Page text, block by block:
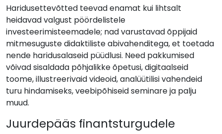
Haridusettevõtted teevad enamat kui lihtsalt
heidavad valgust pöördelistele
investeerimisteemadele; nad varustavad õppijaid
mitmesuguste didaktiliste abivahenditega, et toetada
nende haridusalaseid püüdlusi. Need pakkumised
võivad sisaldada põhjalikke õpetusi, digitaalseid
toome, illustreerivaid videoid, analüütilisi vahendeid
turu hindamiseks, veebipõhiseid seminare ja palju
muud.
Juurdepääs finantsturgudele